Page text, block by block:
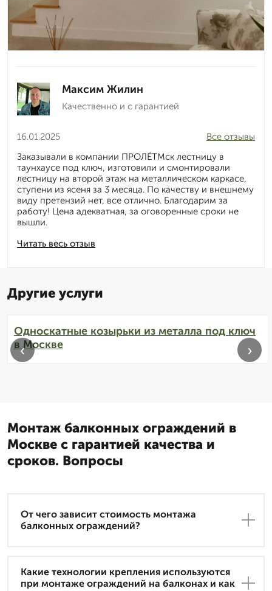
Максим Жилин
Качественно и с гарантией
16.01.2025
Читать весь отзыв
Все отзывы
Заказывали в компании ПРОЛЁТМск лестницу в
таунхаусе под ключ, изготовили и смонтировали
лестницу на второй этаж на металлическом каркасе,
ступени из ясеня за 3 месяца. По качеству и внешнему
виду претензий нет, все отлично. Благодарим за
работу! Цена адекватная, за оговоренные сроки не
вышли.
Другие услуги
Односкатные козырьки из металла под ключ
в Москве
‹ ›
Монтаж балконных ограждений в
Москве с гарантией качества и
сроков. Вопросы
От чего зависит стоимость монтажа
балконных ограждений?
Какие технологии крепления используются
при монтаже ограждений на балконах и как